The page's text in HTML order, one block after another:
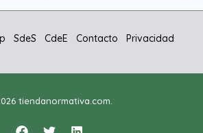
SdeS CdeE Contacto Privacidad
tiendanormativa.com.